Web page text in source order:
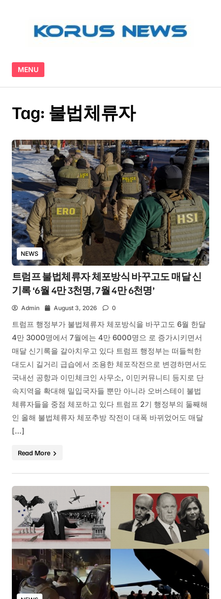
MENU
Tag: 불법체류자
NEWS
트럼프 불법체류자 체포방식 바꾸고도 매달 신
기록 ‘6월 4만 3천명, 7월 4만 6천명’
Admin August 3, 2026 0
트럼프 행정부가 불법체류자 체포방식을 바꾸고도 6월 한달
4만 3000명에서 7월에는 4만 6000명으 로 증가시키면서
매달 신기록을 갈아치우고 있다 트럼프 행정부는 떠들썩한
대도시 길거리 급습에서 조용한 체포작전으로 변경하면서도
국내선 공항과 이민체크인 사무소, 이민커뮤니티 등지로 단
속지역을 확대해 밀입국자들 뿐만 아니라 오버스테이 불법
체류자들을 중점 체포하고 있다 트럼프 2기 행정부의 둘째해
인 올해 불법체류자 체포추방 작전이 대폭 바뀌었어도 매달
[…]
Read More